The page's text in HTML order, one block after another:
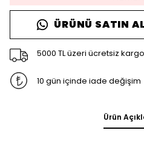
ÜRÜNÜ SATIN
5000 TL üzeri ücretsiz kargo
10 gün içinde iade değişim
Ürün